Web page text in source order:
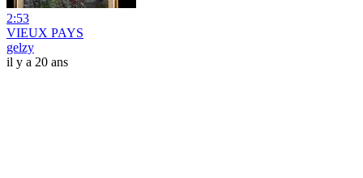
2:53
VIEUX PAYS
gelzy
il y a 20 ans